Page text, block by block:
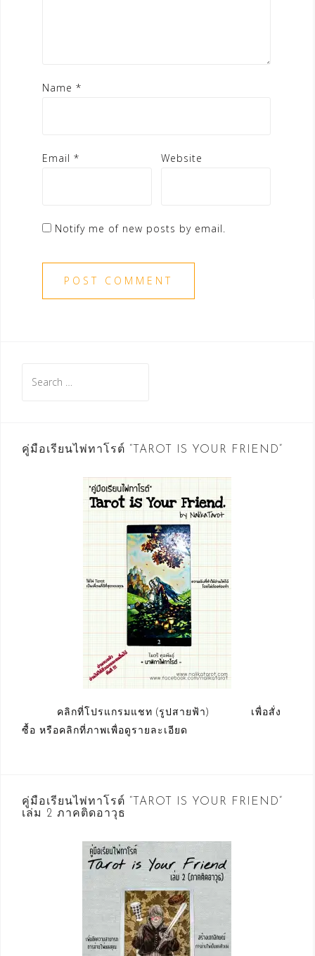
Name *
Email * Website
Notify me of new posts by email.
for:
คู่มือเรียนไพ่ทาโรต์ “TAROT IS YOUR FRIEND”
คลิกที่โปรแกรมแชท (รูปสายฟ้า) เพื่อสั่ง
ซื้อ หรือคลิกที่ภาพเพื่อดูรายละเอียด
คู่มือเรียนไพ่ทาโรต์ “TAROT IS YOUR FRIEND”
เล่ม 2 ภาคติดอาวุธ